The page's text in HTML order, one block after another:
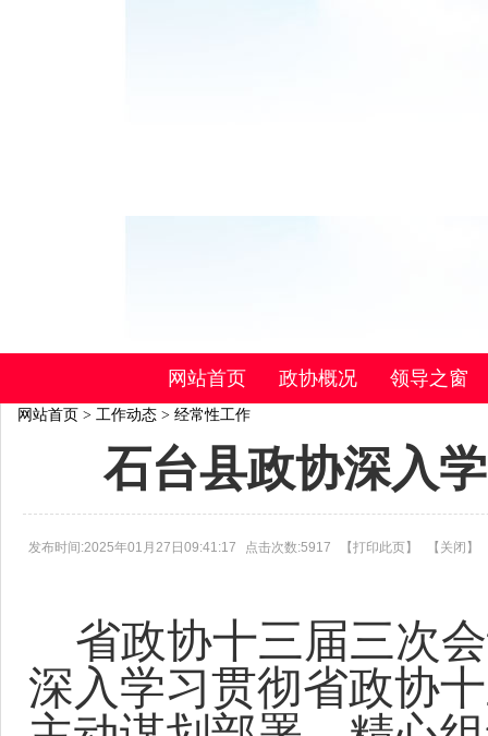
网站首页 政协概况 领导之窗
网站首页 > 工作动态 > 经常性工作
石台县政协深入
发布时间:2025年01月27日09:41:17 点击次数:5917 【打印此页】 【 关闭 】
省政协十三届三次
深入学习贯彻省政协